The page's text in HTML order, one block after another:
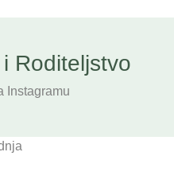
Roditeljstvo
Instagramu